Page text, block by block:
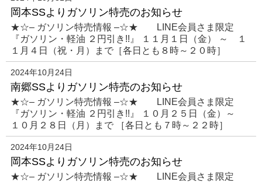
岡本SSよりガソリン特売のお知らせ
★☆– ガソリン特売情報 –☆★ LINE会員さま限定
『ガソリン・軽油 ２円引き!!』 １１月１日（金） ～ １
１月４日（祝・月）まで［各日とも８時～２０時］
2024年10月24日
南郷SSよりガソリン特売のお知らせ
★☆– ガソリン特売情報 –☆★ LINE会員さま限定
『ガソリン・軽油 ２円引き!!』 １０月２５日（金）～
１０月２８日（月）まで ［各日とも７時～２２時］
2024年10月24日
岡本SSよりガソリン特売のお知らせ
★☆– ガソリン特売情報 –☆★ LINE会員さま限定